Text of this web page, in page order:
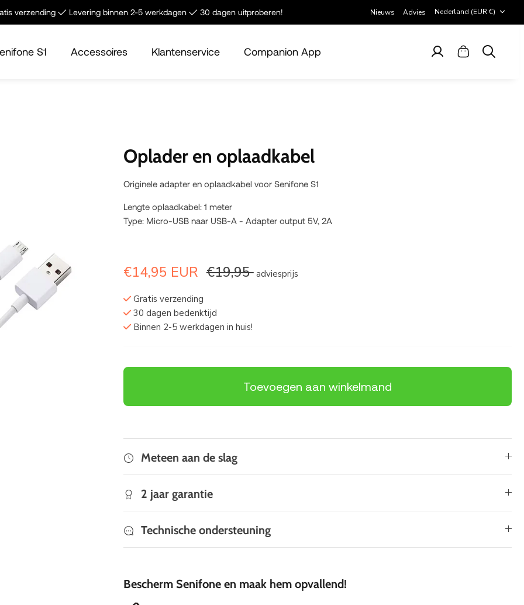
verzending ✓ Levering binnen 2-5 werkdagen ✓ 30 dagen uitproberen! Nieuws Advies Nederland (EUR €)
S1 Accessoires Klantenservice Companion App AccountWinkelwagen
Zoeken
Oplader en oplaadkabel
Originele adapter en oplaadkabel voor Senifone S1
Lengte oplaadkabel: 1 meter
Type: Micro-USB naar USB-A - Adapter output 5V, 2A
€14,95 EUR €19,95adviesprijs
Gratis verzending
30 dagen bedenktijd
Binnen 2-5 werkdagen in huis!
Toevoegen aan winkelmand
Meteen aan de slag
2 jaar garantie
Technische ondersteuning
Bescherm Senifone en maak hem opvallend!